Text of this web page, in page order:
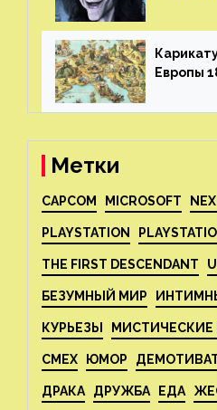
Европы
Метки
CAPCOM MICROSOFT
PLAYSTATION
THE FIRST DESCENDANT
БЕЗУМНЫЙ МИР
КУРЬЕЗЫ МИСТИЧЕСКИЕ
СМЕХ ЮМОР
ДРАКА ДРУЖБА ЕДА